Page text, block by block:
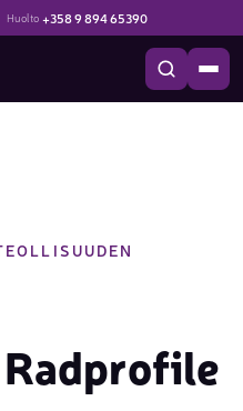
Huolto +358 9 894 65390